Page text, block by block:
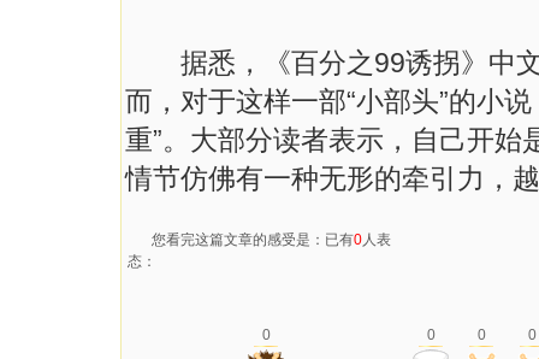
据悉，《百分之99诱拐》中文
而，对于这样一部“小部头”的小
重”。大部分读者表示，自己开
情节仿佛有一种无形的牵引力，
您看完这篇文章的感受是：已有0人表
态：
0 0 0 0